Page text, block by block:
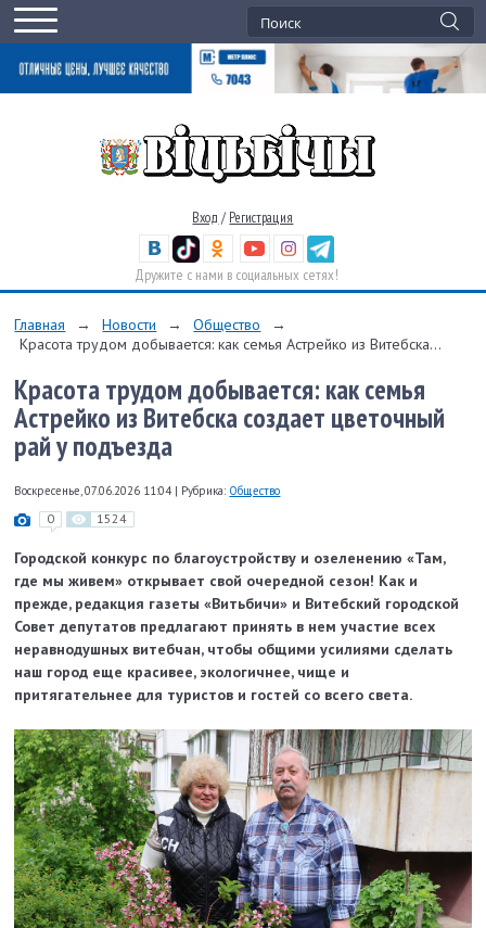
Вход / Регистрация
Дружите с нами в социальных сетях!
Главная → Новости → Общество
→
Красота трудом добывается: как семья Астрейко из Витебска...
Красота трудом добывается: как семья
Астрейко из Витебска создает цветочный
рай у подъезда
Воскресенье, 07.06.2026 11:04 | Рубрика: Общество
0 1524
Городской конкурс по благоустройству и озеленению «Там,
где мы живем» открывает свой очередной сезон! Как и
прежде, редакция газеты «Витьбичи» и Витебский городской
Совет депутатов предлагают принять в нем участие всех
неравнодушных витебчан, чтобы общими усилиями сделать
наш город еще красивее, экологичнее, чище и
притягательнее для туристов и гостей со всего света.